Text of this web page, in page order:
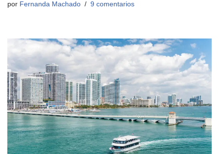
por Fernanda Machado 9 comentarios